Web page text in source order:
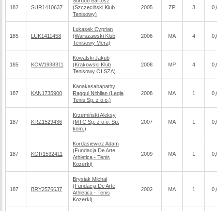
182 SUR1410637
(Szczeciński Klub
Tenisowy)
2005 ZP 3
185 LUK1411458
Lukasek Cyprian
(Warszawski Klub
Tenisowy Mera)
2006 MA 4
185 KOW1938311
Kowalski Jakub
(Krakowski Klub
Tenisowy OLSZA)
2008 MP 4
187 KAN1735900
Kanakasabapathy
Raggul Nithilan (Legia
Tenis Sp. z o.o.)
2008 MA 1
187 KRZ1529436
Krzemiński Aleksy
(MTC Sp. z o.o. Sp.
kom.)
2007 MA 1
187 KOR1532411
Kordasiewicz Adam
(Fundacja De Arte
Athletica - Tenis
Kozerki)
2009 MA 1
187 BRY2576637
Brysiak Michał
(Fundacja De Arte
Athletica - Tenis
Kozerki)
2002 MA 1